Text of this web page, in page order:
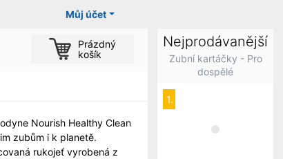
Můj účet
Prázdný
košík
Nourish Healthy Clean
zubům i k planetě.
rukojeť vyrobená z
Nejprodávanější
Zubní kartáčky - Pro
dospělé
1.